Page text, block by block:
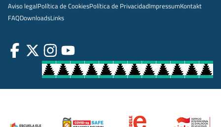
Aviso legalPolítica de CookiesPolítica de PrivacidadImpressumKontakt
FAQDownloadsLinks